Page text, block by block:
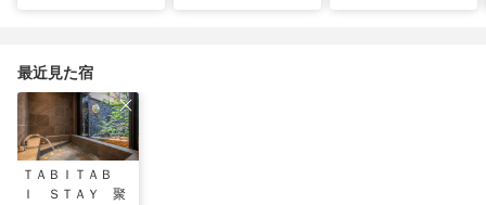
最近見た宿
ＴＡＢＩＴＡＢ
Ｉ ＳＴＡＹ 聚